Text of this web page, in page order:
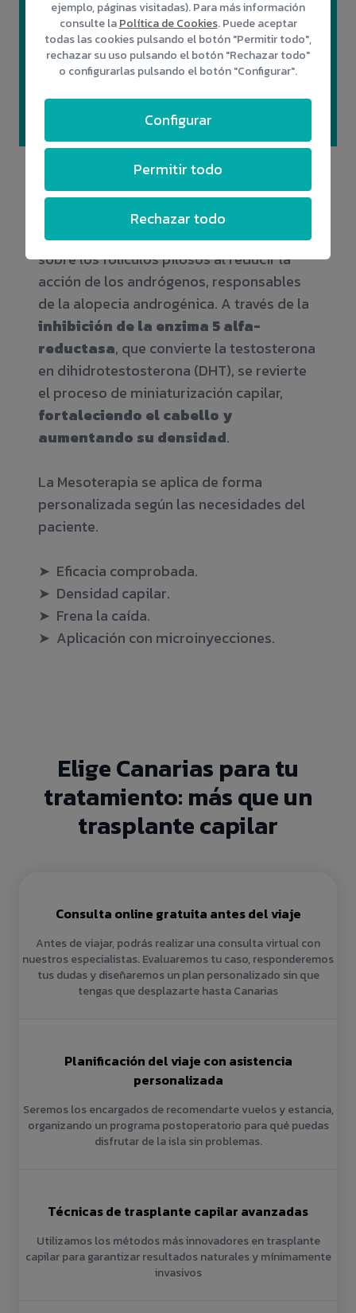
➤ Una solución definitiva.
➤ Ayuda a definir las facciones.
➤ Procedimiento poco invasivo.
➤ Resultados naturales y seguros.
➤ Sin cicatrices.
Mesoterapia capilar
Este tratamiento actúa directamente
sobre los folículos pilosos al reducir la
acción de los andrógenos, responsables
de la alopecia androgénica. A través de la
inhibición de la enzima 5 alfa-
reductasa, que convierte la testosterona
en dihidrotestosterona (DHT), se revierte
el proceso de miniaturización capilar,
fortaleciendo el cabello y
aumentando su densidad.
La Mesoterapia se aplica de forma
personalizada según las necesidades del
paciente.
➤ Eficacia comprobada.
➤ Densidad capilar.
➤ Frena la caída.
➤ Aplicación con microinyecciones.
Elige Canarias para tu
tratamiento: más que un
trasplante capilar
Consulta online gratuita antes del viaje
Antes de viajar, podrás realizar una consulta virtual con
nuestros especialistas. Evaluaremos tu caso, responderemos
tus dudas y diseñaremos un plan personalizado sin que
tengas que desplazarte hasta Canarias
Planificación del viaje con asistencia
personalizada
Seremos los encargados de recomendarte vuelos y estancia,
organizando un programa postoperatorio para qué puedas
disfrutar de la isla sin problemas.
Técnicas de trasplante capilar avanzadas
Utilizamos los métodos más innovadores en trasplante
capilar para garantizar resultados naturales y mínimamente
invasivos
ejemplo, páginas visitadas). Para más información
consulte laPolítica de Cookies. Puede aceptar
todas las cookies pulsando el botón "Permitir todo",
rechazar su uso pulsando el botón "Rechazar todo"
o configurarlas pulsando el botón "Configurar".
Configurar
Permitir todo
Rechazar todo